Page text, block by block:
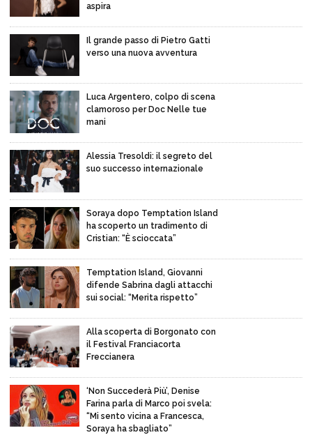
aspira
Il grande passo di Pietro Gatti
verso una nuova avventura
Luca Argentero, colpo di scena
clamoroso per Doc Nelle tue
mani
Alessia Tresoldi: il segreto del
suo successo internazionale
Soraya dopo Temptation Island
ha scoperto un tradimento di
Cristian: “È scioccata”
Temptation Island, Giovanni
difende Sabrina dagli attacchi
sui social: “Merita rispetto”
Alla scoperta di Borgonato con
il Festival Franciacorta
Freccianera
‘Non Succederà Più’, Denise
Farina parla di Marco poi svela:
“Mi sento vicina a Francesca,
Soraya ha sbagliato”